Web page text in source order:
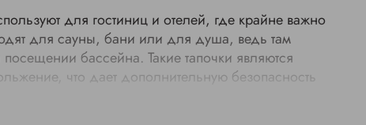
для гостиниц и отелей, где крайне важно
для сауны, бани или для душа, ведь там
бассейна. Такие тапочки являются
что дает дополнительную безопасность